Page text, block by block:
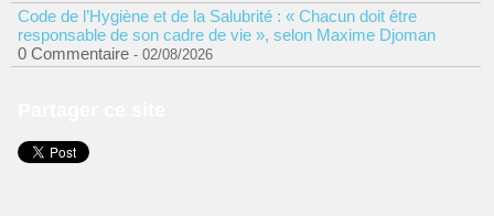
Code de l’Hygiène et de la Salubrité : « Chacun doit être
responsable de son cadre de vie », selon Maxime Djoman
0 Commentaire - 02/08/2026